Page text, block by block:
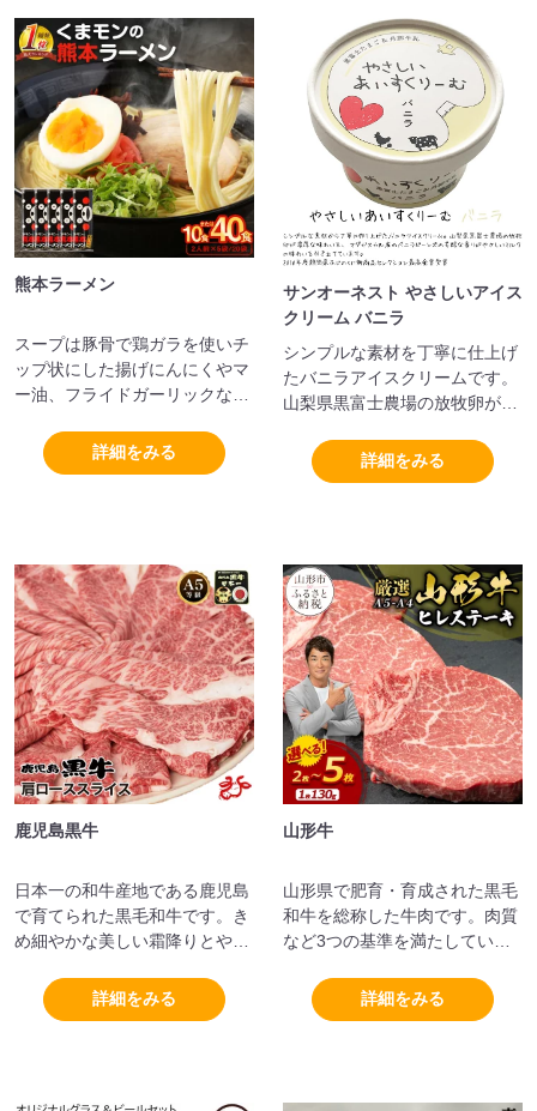
熊本ラーメン
スープは豚骨で鶏ガラを使いチ
ップ状にした揚げにんにくやマ
ー油、フライドガーリックなど
詳細をみる
サンオーネスト やさしいアイス
クリーム バニラ
シンプルな素材を丁寧に仕上げ
たバニラアイスクリームです。
山梨県黒富士農場の放牧卵が濃
スカル産バニラビーンズの豊か
な香りがやさしいミルクの風味
詳細をみる
鹿児島黒牛
日本一の和牛産地である鹿児島
で育てられた黒毛和牛です。き
め細やかな美しい霜降りとやわ
詳細をみる
山形牛
山形県で肥育・育成された黒毛
和牛を総称した牛肉です。肉質
など3つの基準を満たしている
詳細をみる